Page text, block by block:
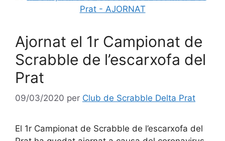
Ajornat el 1r Campionat de
Scrabble de l’escarxofa del
Prat
09/03/2020 per Club de Scrabble Delta Prat
El 1r Campionat de Scrabble de l’escarxofa del